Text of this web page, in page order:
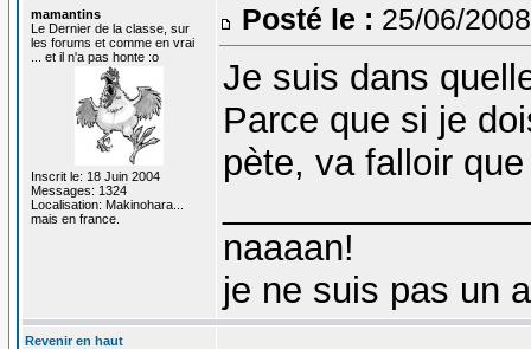
mamantins
Le Dernier de la classe, sur
les forums et comme en vrai
... et il n'a pas honte :o
Inscrit le: 18 Juin 2004
Messages: 1324
Localisation: Makinohara...
mais en france.
Posté le : 25/06/
Je suis dans
Parce que si je
pète, va falloir
naaaan!
je ne suis pas un
Revenir en haut